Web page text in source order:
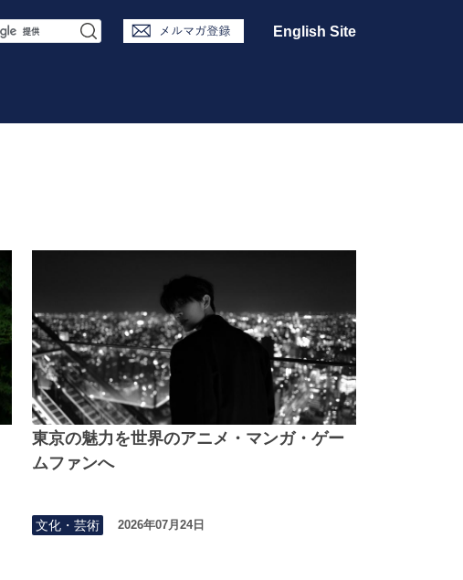
English Site
東京の魅力を世界のアニメ・マンガ・ゲー
ムファンへ
文化・芸術 2026年07月24日